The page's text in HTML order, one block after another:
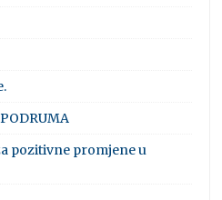
pozitivne promjene u